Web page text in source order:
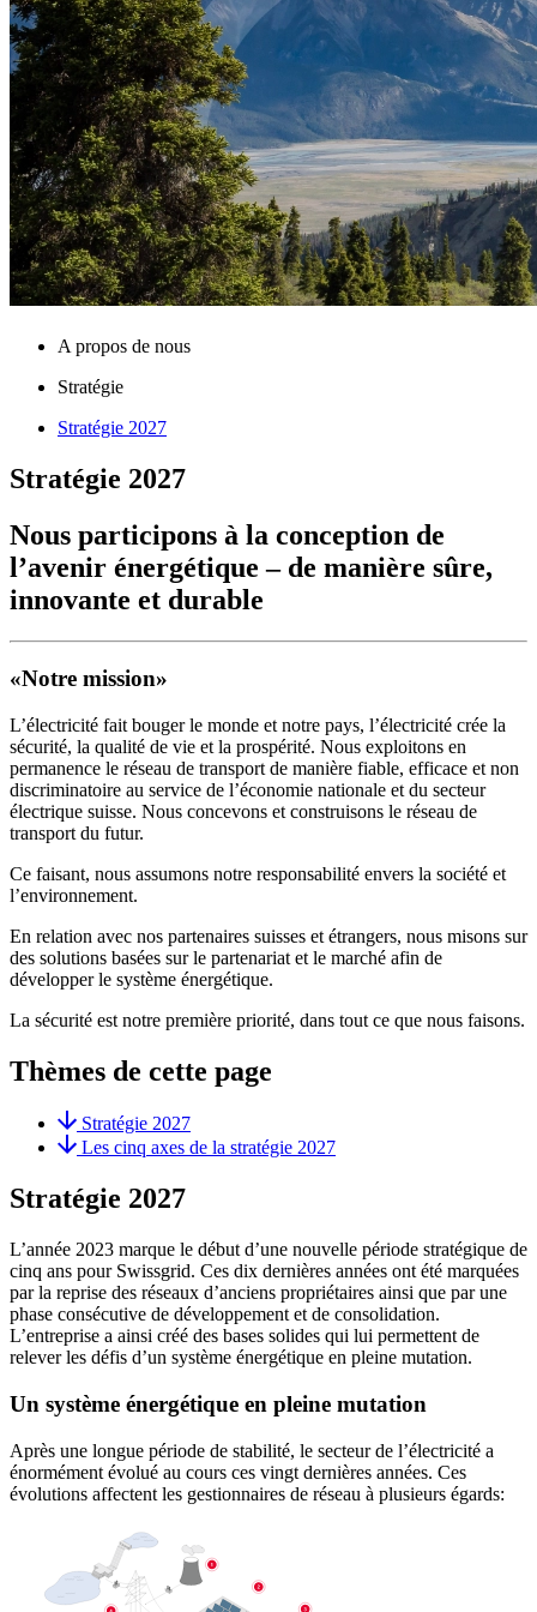
A propos de nous
Stratégie
Stratégie 2027
Stratégie 2027
Nous participons à la conception de
l’avenir énergétique – de manière sûre,
innovante et durable
«Notre mission»
L’électricité fait bouger le monde et notre pays, l’électricité crée la
sécurité, la qualité de vie et la prospérité. Nous exploitons en
permanence le réseau de transport de manière fiable, efficace et non
discriminatoire au service de l’économie nationale et du secteur
électrique suisse. Nous concevons et construisons le réseau de
transport du futur.
Ce faisant, nous assumons notre responsabilité envers la société et
l’environnement.
En relation avec nos partenaires suisses et étrangers, nous misons sur
des solutions basées sur le partenariat et le marché afin de
développer le système énergétique.
La sécurité est notre première priorité, dans tout ce que nous faisons.
Thèmes de cette page
Stratégie 2027
Les cinq axes de la stratégie 2027
Stratégie 2027
L’année 2023 marque le début d’une nouvelle période stratégique de
cinq ans pour Swissgrid. Ces dix dernières années ont été marquées
par la reprise des réseaux d’anciens propriétaires ainsi que par une
phase consécutive de développement et de consolidation.
L’entreprise a ainsi créé des bases solides qui lui permettent de
relever les défis d’un système énergétique en pleine mutation.
Un système énergétique en pleine mutation
Après une longue période de stabilité, le secteur de l’électricité a
énormément évolué au cours ces vingt dernières années. Ces
évolutions affectent les gestionnaires de réseau à plusieurs égards: